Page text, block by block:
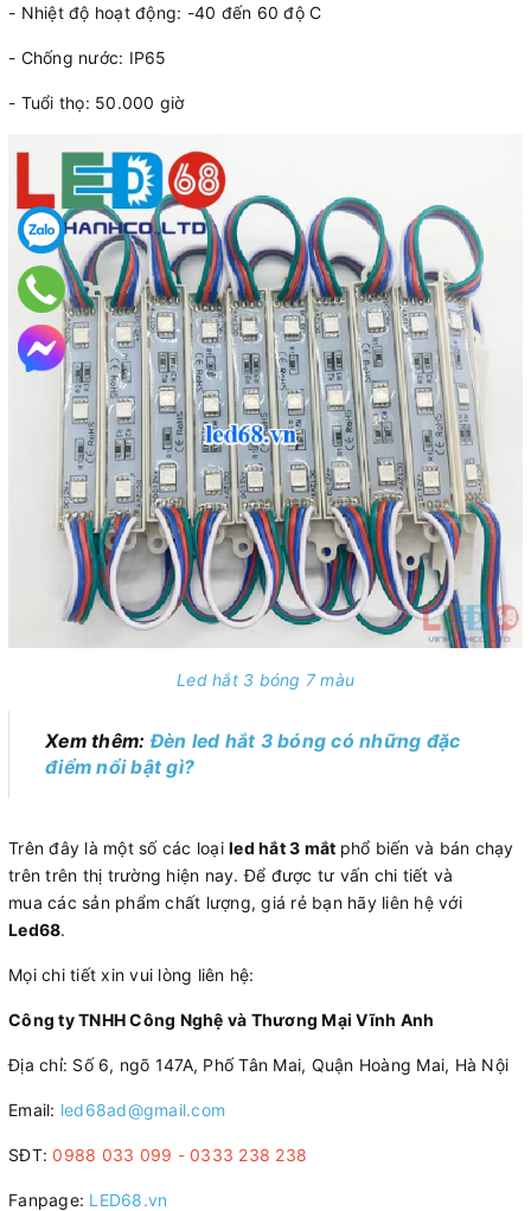
- Nhiệt độ hoạt động: -40 đến 60 độ C
- Chống nước: IP65
- Tuổi thọ: 50.000 giờ
Led hắt 3 bóng 7 màu
Xem thêm:Đèn led hắt 3 bóng có những đặc
điểm nổi bật gì?
Trên đây là một số các loại led hắt 3 mắt phổ biến và bán chạy
trên trên thị trường hiện nay. Để được tư vấn chi tiết và
mua các sản phẩm chất lượng, giá rẻ bạn hãy liên hệ với
Led68.
Mọi chi tiết xin vui lòng liên hệ:
Công ty TNHH Công Nghệ và Thương Mại Vĩnh Anh
Địa chỉ: Số 6, ngõ 147A, Phố Tân Mai, Quận Hoàng Mai, Hà Nội
Email: led68ad@gmail.com
SĐT:0988 033 099 - 0333 238 238
Fanpage: LED68.vn